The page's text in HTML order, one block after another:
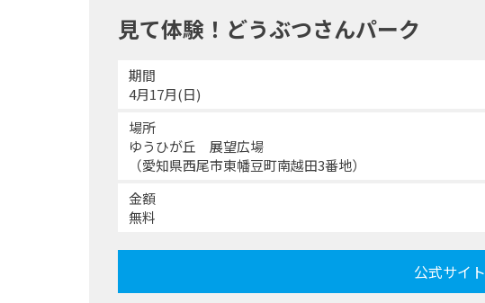
見て体験！どうぶつさんパーク
期間
4月17月(日)
場所
ゆうひが丘 展望広場
（愛知県西尾市東幡豆町南越田3番地）
金額
無料
公式サイト